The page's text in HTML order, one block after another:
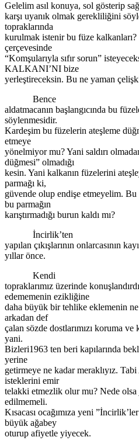
Gelelim asıl konuya, sol gösterip
karşı uyanık olmak gerekliliğini
topraklarında
kurulmak istenir bu füze
çerçevesinde
“Komşularıyla sıfır sorun”
KALKANI’NI bize
yerleştireceksin. Bu ne yaman
Bence
aldatmacanın başlangıcında bu
söylenmesidir.
Kardeşim bu füzelerin ateşleme
etmeye
yönelmiyor mu? Yani saldırı
düğmesi” olmadığı
kesin. Yani kalkanın füzelerini
parmağı ki,
güvende olup endişe etmeyelim. Bu
bu parmağın
karıştırmadığı burun kaldı mı?
İncirlik’ten
yapılan çıkışlarının onlarcasının
yıllar önce.
Kendi
topraklarımız üzerinde
edememenin ezikliğine
daha büyük bir tehlike eklemenin
arkadan def
çalan sözde dostlarımızı koruma
yani.
Bizleri1963 ten beri kapılarında
yerine
getirmeye ne kadar meraklıyız.
isteklerini emir
telakki etmezlik olur mu? Nede
edilmemeli.
Kısacası ocağımıza yeni
büyük ağabey
oturup afiyetle yiyecek.